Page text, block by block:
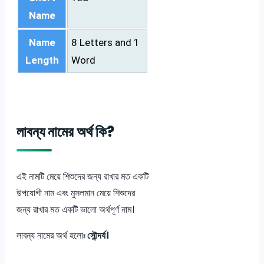
Name
Name
Length
8 Letters and 1
Word
লাবন্য নামের অর্থ কি?
এই নামটি মেয়ে শিশুদের জন্য রাখার মত একটি
উপযোগী নাম এবং মুসলমান মেয়ে শিশুদের
জন্য রাখার মত একটি ভালো অর্থপূর্ণ নাম।
লাবন্য নামের অর্থ হলোঃসৌন্দর্য।